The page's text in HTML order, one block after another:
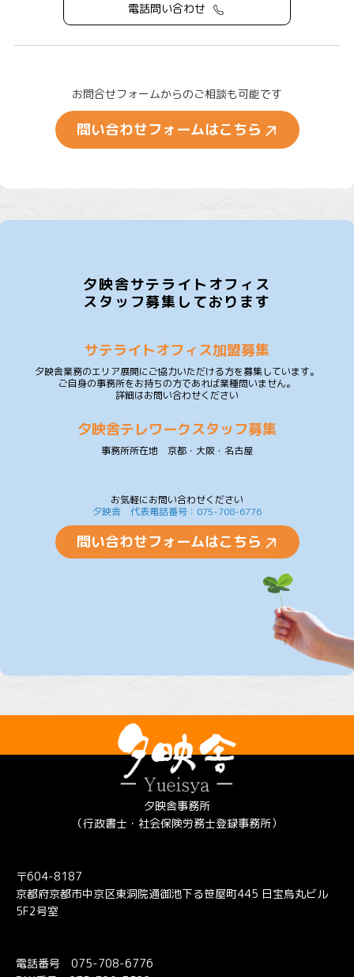
電話問い合わせ
お問合せフォームからのご相談も可能です
問い合わせフォームはこちら
夕映舎サテライトオフィス
スタッフ募集しております
サテライトオフィス加盟募集
夕映舎業務のエリア展開にご協力いただける方を募集しています。
ご自身の事務所をお持ちの方であれば業種問いません。
詳細はお問い合わせください
夕映舎テレワークスタッフ募集
事務所所在地 京都・大阪・名古屋
お気軽にお問い合わせください
夕映舎 代表電話番号：075-708-6776
問い合わせフォームはこちら
夕映舎事務所
（行政書士・社会保険労務士登録事務所）
〒604-8187
京都府京都市中京区東洞院通御池下る笹屋町445 日宝烏丸ビル
5F2号室
電話番号 075-708-6776